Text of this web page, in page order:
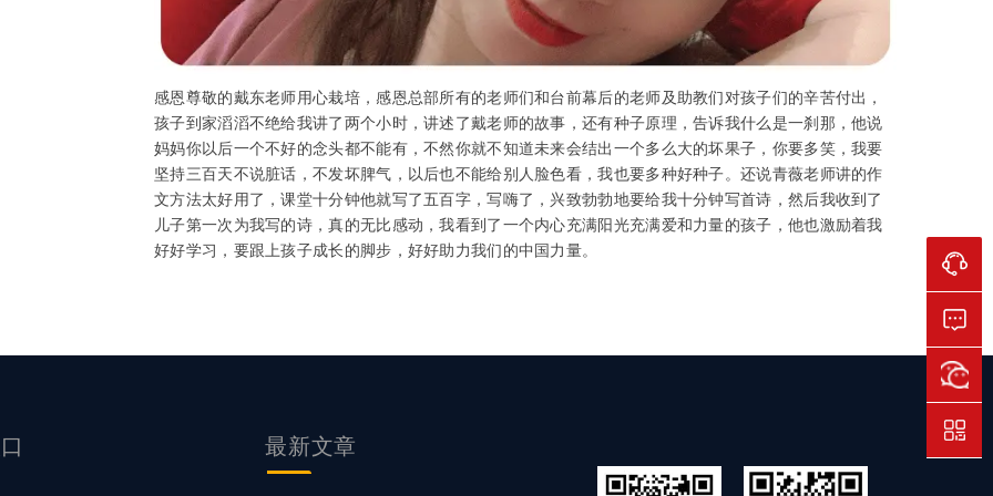
感恩尊敬的戴东老师用心栽培，感恩总部所有的老师们和台前幕后的老师及助教们对孩子们的辛苦付出，
孩子到家滔滔不绝给我讲了两个小时，讲述了戴老师的故事，还有种子原理，告诉我什么是一刹那，他说
妈妈你以后一个不好的念头都不能有，不然你就不知道未来会结出一个多么大的坏果子，你要多笑，我要
坚持三百天不说脏话，不发坏脾气，以后也不能给别人脸色看，我也要多种好种子。还说青薇老师讲的作
文方法太好用了，课堂十分钟他就写了五百字，写嗨了，兴致勃勃地要给我十分钟写首诗，然后我收到了
儿子第一次为我写的诗，真的无比感动，我看到了一个内心充满阳光充满爱和力量的孩子，他也激励着我
好好学习，要跟上孩子成长的脚步，好好助力我们的中国力量。
最新文章